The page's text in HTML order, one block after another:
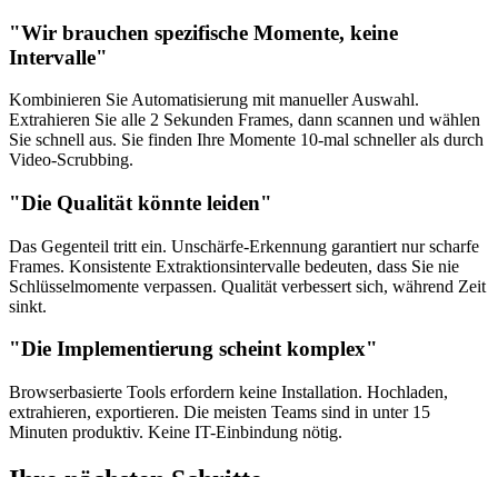
"Wir brauchen spezifische Momente, keine
Intervalle"
Kombinieren Sie Automatisierung mit manueller Auswahl.
Extrahieren Sie alle 2 Sekunden Frames, dann scannen und wählen
Sie schnell aus. Sie finden Ihre Momente 10-mal schneller als durch
Video-Scrubbing.
"Die Qualität könnte leiden"
Das Gegenteil tritt ein. Unschärfe-Erkennung garantiert nur scharfe
Frames. Konsistente Extraktionsintervalle bedeuten, dass Sie nie
Schlüsselmomente verpassen. Qualität verbessert sich, während Zeit
sinkt.
"Die Implementierung scheint komplex"
Browserbasierte Tools erfordern keine Installation. Hochladen,
extrahieren, exportieren. Die meisten Teams sind in unter 15
Minuten produktiv. Keine IT-Einbindung nötig.